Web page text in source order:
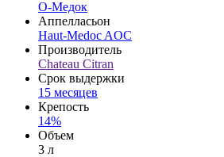
О-Медок
Аппелласьон
Haut-Medoc AOC
Производитель
Chateau Citran
Срок выдержки
15 месяцев
Крепость
14%
Объем
3 л